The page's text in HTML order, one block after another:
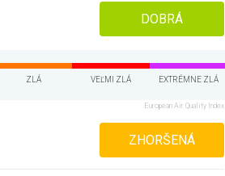
DOBRÁ
ZLÁ VEĽMI ZLÁ EXTRÉMNE ZLÁ
European Air Quality Index
ZHORŠENÁ